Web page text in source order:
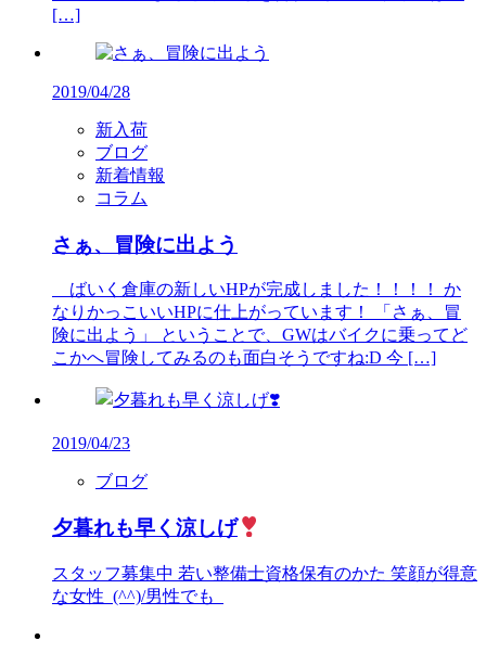
[…]
2019/04/28
新入荷
ブログ
新着情報
コラム
さぁ、冒険に出よう
ばいく倉庫の新しいHPが完成しました！！！！ か
なりかっこいいHPに仕上がっています！ 「さぁ、冒
険に出よう」 ということで、GWはバイクに乗ってど
こかへ冒険してみるのも面白そうですね:D 今 […]
2019/04/23
ブログ
夕暮れも早く涼しげ
スタッフ募集中 若い整備士資格保有のかた 笑顔が得意
な女性 (^^)/男性でも